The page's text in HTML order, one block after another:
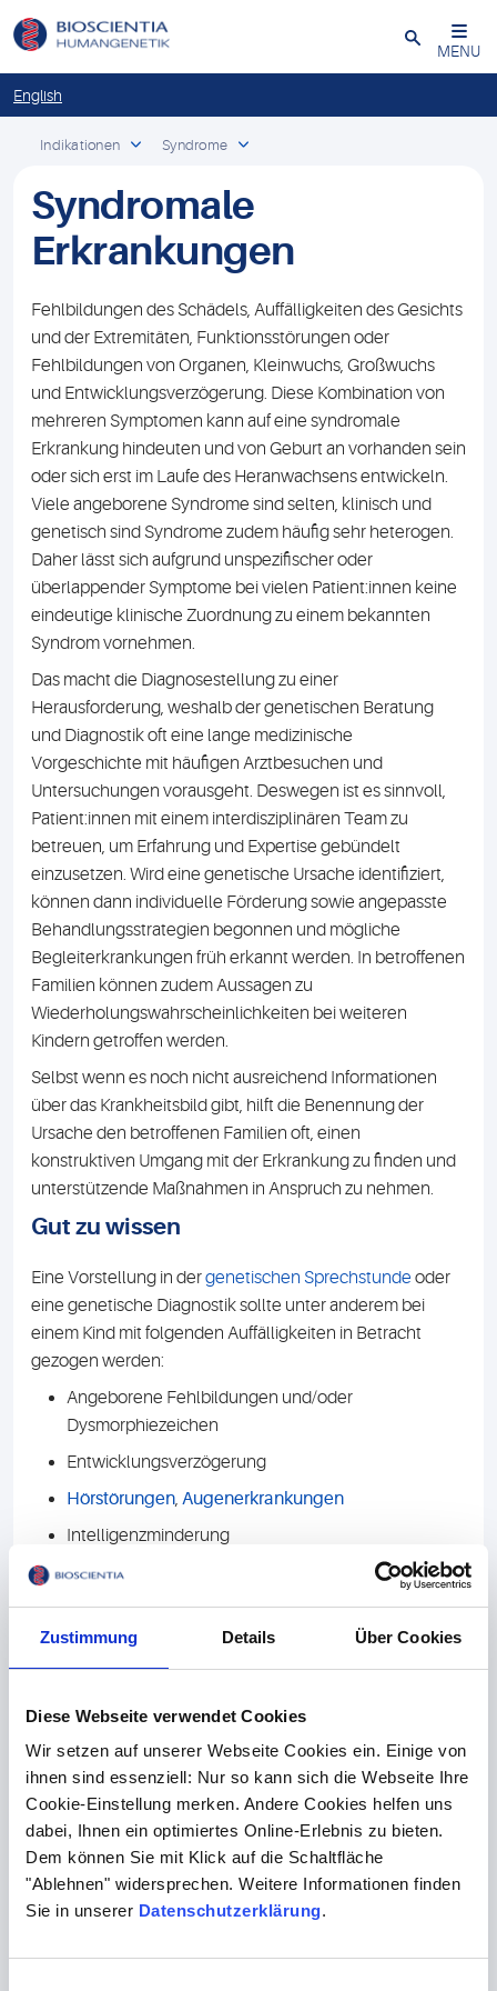
Zustimmung Details Über Cookies
Diese Webseite verwendet Cookies
Wir setzen auf unserer Webseite Cookies ein. Einige von
ihnen sind essenziell: Nur so kann sich die Webseite Ihre
Cookie-Einstellung merken. Andere Cookies helfen uns
dabei, Ihnen ein optimiertes Online-Erlebnis zu bieten.
Dem können Sie mit Klick auf die Schaltfläche
"Ablehnen" widersprechen. Weitere Informationen finden
Sie in unserer Datenschutzerklärung.
Schließen
MENU
English
Indikationen Syndrome
Syndromale
Erkrankungen
Fehlbildungen des Schädels, Auffälligkeiten des Gesichts
und der Extremitäten, Funktionsstörungen oder
Fehlbildungen von Organen, Kleinwuchs, Großwuchs
und Entwicklungsverzögerung. Diese Kombination von
mehreren Symptomen kann auf eine syndromale
Erkrankung hindeuten und von Geburt an vorhanden sein
oder sich erst im Laufe des Heranwachsens entwickeln.
Viele angeborene Syndrome sind selten, klinisch und
genetisch sind Syndrome zudem häufig sehr heterogen.
Daher lässt sich aufgrund unspezifischer oder
überlappender Symptome bei vielen Patient:innen keine
eindeutige klinische Zuordnung zu einem bekannten
Syndrom vornehmen.
Das macht die Diagnosestellung zu einer
Herausforderung, weshalb der genetischen Beratung
und Diagnostik oft eine lange medizinische
Vorgeschichte mit häufigen Arztbesuchen und
Untersuchungen vorausgeht. Deswegen ist es sinnvoll,
Patient:innen mit einem interdisziplinären Team zu
betreuen, um Erfahrung und Expertise gebündelt
einzusetzen. Wird eine genetische Ursache identifiziert,
können dann individuelle Förderung sowie angepasste
Behandlungsstrategien begonnen und mögliche
Begleiterkrankungen früh erkannt werden. In betroffenen
Familien können zudem Aussagen zu
Wiederholungswahrscheinlichkeiten bei weiteren
Kindern getroffen werden.
Selbst wenn es noch nicht ausreichend Informationen
über das Krankheitsbild gibt, hilft die Benennung der
Ursache den betroffenen Familien oft, einen
konstruktiven Umgang mit der Erkrankung zu finden und
unterstützende Maßnahmen in Anspruch zu nehmen.
Gut zu wissen
Eine Vorstellung in dergenetischen Sprechstunde oder
eine genetische Diagnostik sollte unter anderem bei
einem Kind mit folgenden Auffälligkeiten in Betracht
gezogen werden:
Angeborene Fehlbildungen und/oder
Dysmorphiezeichen
Entwicklungsverzögerung
Hörstörungen, Augenerkrankungen
Intelligenzminderung
Neuromuskuläre Erkrankungen, Epilepsien oder
Skeletterkrankungen
Verdacht auf eine Wachstumsstörung
Wird eine syndromale genetische Erkrankung vermutet,
Chromosomenanalyse
Array-CGH oderOptische Genomkartierung (OGM)
(Trio-) Exom-, Genom-
und/oder
Long-read-
Sequenzierung